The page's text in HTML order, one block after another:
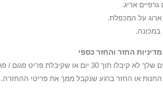
גרפיים אריג.
ארוג על המכפלת.
הפריטים שלך לא קיבלו תוך 30
או החזר ברגע שנקבל ממך את פריטי ההחזרה.